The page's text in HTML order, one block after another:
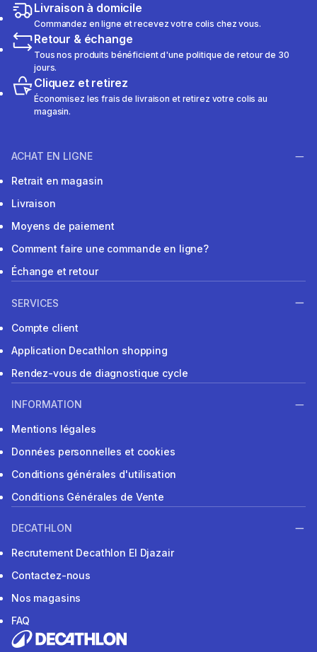
Livraison à domicile
Commandez en ligne et recevez votre colis chez vous.
Retour & échange
Tous nos produits bénéficient d'une politique de retour de 30
jours.
Cliquez et retirez
Économisez les frais de livraison et retirez votre colis au
magasin.
ACHAT EN LIGNE
Retrait en magasin
Livraison
Moyens de paiement
Comment faire une commande en ligne?
Échange et retour
SERVICES
Compte client
Application Decathlon shopping
Rendez-vous de diagnostique cycle
INFORMATION
Mentions légales
Données personnelles et cookies
Conditions générales d'utilisation
Conditions Générales de Vente
DECATHLON
Recrutement Decathlon El Djazair
Contactez-nous
Nos magasins
FAQ